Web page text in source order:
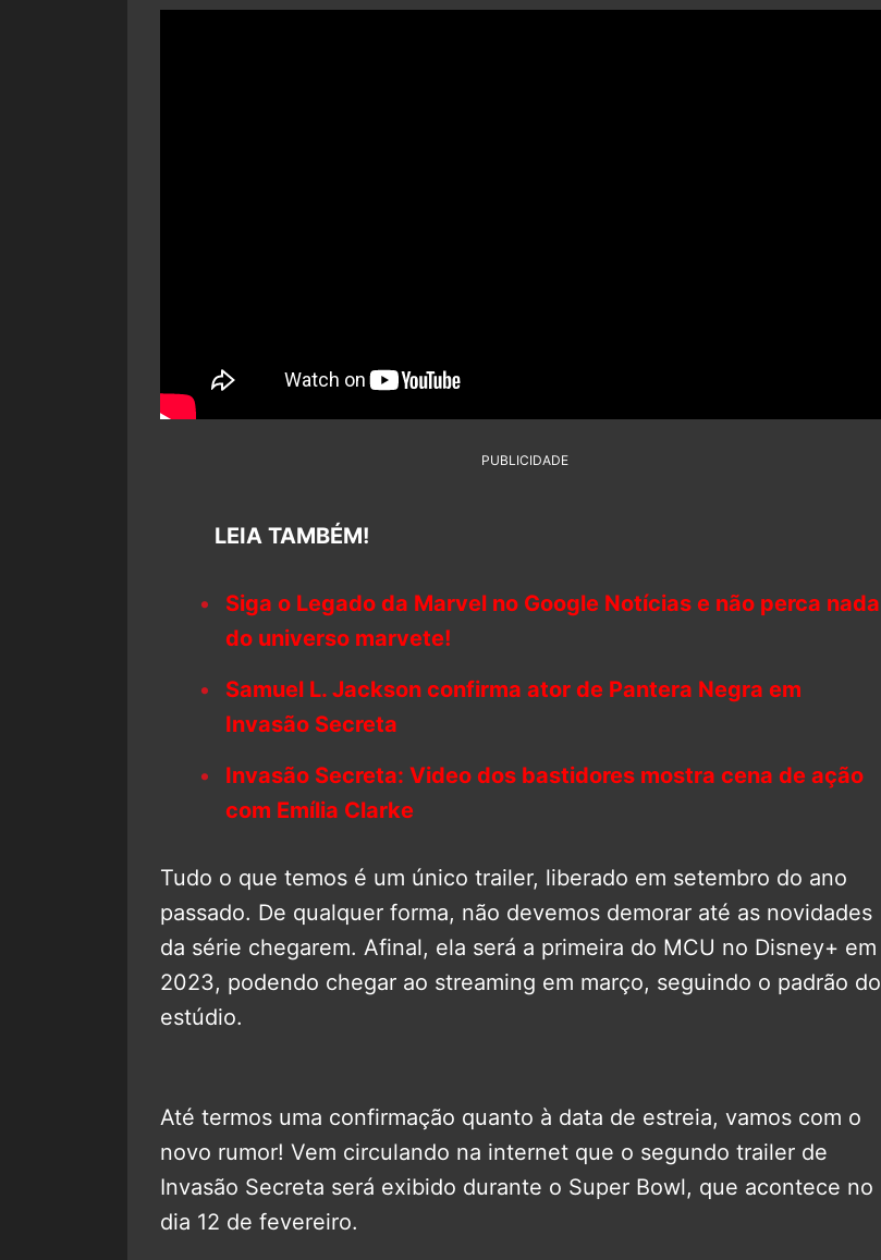
PUBLICIDADE
LEIA TAMBÉM!
Siga o Legado da Marvel no Google Notícias e não perca nada
do universo marvete!
Samuel L. Jackson confirma ator de Pantera Negra em
Invasão Secreta
Invasão Secreta: Video dos bastidores mostra cena de ação
com Emília Clarke
Tudo o que temos é um único trailer, liberado em setembro do ano
passado. De qualquer forma, não devemos demorar até as novidades
da série chegarem. Afinal, ela será a primeira do MCU no Disney+ em
2023, podendo chegar ao streaming em março, seguindo o padrão do
estúdio.
Até termos uma confirmação quanto à data de estreia, vamos com o
novo rumor! Vem circulando na internet que o segundo trailer de
Invasão Secreta será exibido durante o Super Bowl, que acontece no
dia 12 de fevereiro.